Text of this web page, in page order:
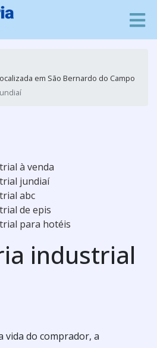
em São Bernardo do Campo
à venda
jundiaí
abc
de epis
para hotéis
industrial
vida do comprador, a